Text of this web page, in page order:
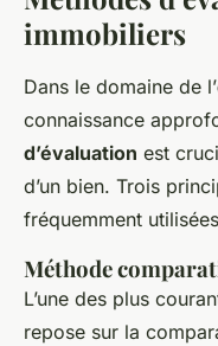
immobiliers
Dans le domaine de l’
connaissance
d’évaluation est
d’un bien. Trois
fréquemment
Méthode
L’une des plus
repose sur la